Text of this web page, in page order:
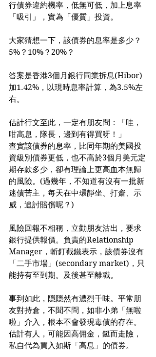
行債券違約機率，低無可低，加上息率
「吸引」，實為「優質」投資。
大家猜想一下，該債券的息率是多少？
5%？10%？20%？
答案是香港3個月銀行同業拆息(Hibor)
加1.42%，以現時息率計算，為3.5%左
右。
估計行文至此，一定有朋友問：「哇，
咁高息，隊長，邊到有得買呀！」
查實該債券的息率，比同年期的美國投
資級別債券更低，也不高於3個月美元定
期存款多少，卻有理論上更高血本無歸
的風險。(過幾年，不知道有沒有一批新
迷債苦主，每天在中環靜坐、打齋、示
威，追討賠償呢？)
風險回報不相稱，立勸朋友沽出，要求
銀行提供報價。負責的Relationship
Manager，斬釘截鐵表示，該債券沒有
「二手市場」(secondary market)，只
能持有至到期。及後甚至離職。
事到如此，隱隱然有濃烈千味。平常朋
友對持倉，不聞不問，如非小弟「無啦
啦」介入，根本不會發現毒債的存在。
估計有人，可能因高佣金，鋌而走險，
私自代為買入如斯「高息」的債券。